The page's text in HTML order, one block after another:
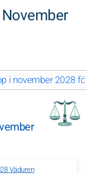
i november 2028 för
Väduren